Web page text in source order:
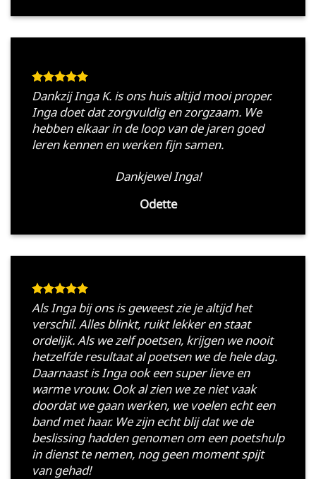
Dankzij Inga K. is ons huis altijd mooi proper.
Inga doet dat zorgvuldig en zorgzaam. We
hebben elkaar in de loop van de jaren goed
leren kennen en werken fijn samen.
Dankjewel Inga!
Odette
Als Inga bij ons is geweest zie je altijd het
verschil. Alles blinkt, ruikt lekker en staat
ordelijk. Als we zelf poetsen, krijgen we nooit
hetzelfde resultaat al poetsen we de hele dag.
Daarnaast is Inga ook een super lieve en
warme vrouw. Ook al zien we ze niet vaak
doordat we gaan werken, we voelen echt een
band met haar. We zijn echt blij dat we de
beslissing hadden genomen om een poetshulp
in dienst te nemen, nog geen moment spijt
van gehad!